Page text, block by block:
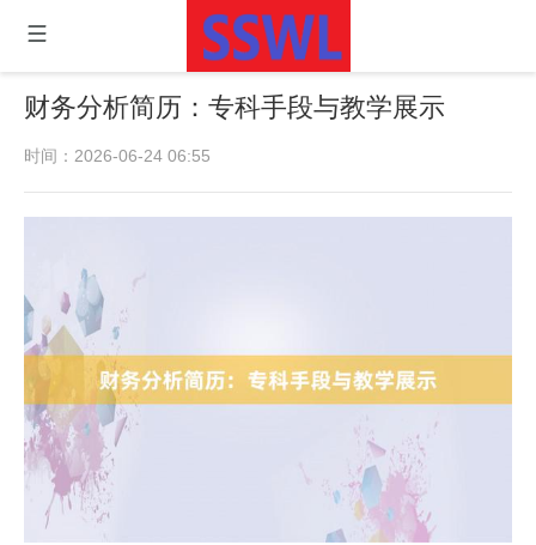
财务分析简历：专科手段与教学展示
时间：2026-06-24 06:55